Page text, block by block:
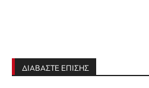
ΔΙΑΒΑΣΤΕ ΕΠΙΣΗΣ